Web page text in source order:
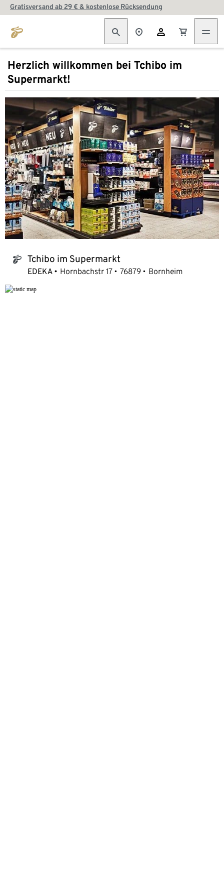
Gratisversand ab 29 € & kostenlose Rücksendung
Herzlich willkommen bei Tchibo im
Supermarkt!
tchibo_logo Tchibo im Supermarkt
EDEKA Hornbachstr 17 76879 Bornheim